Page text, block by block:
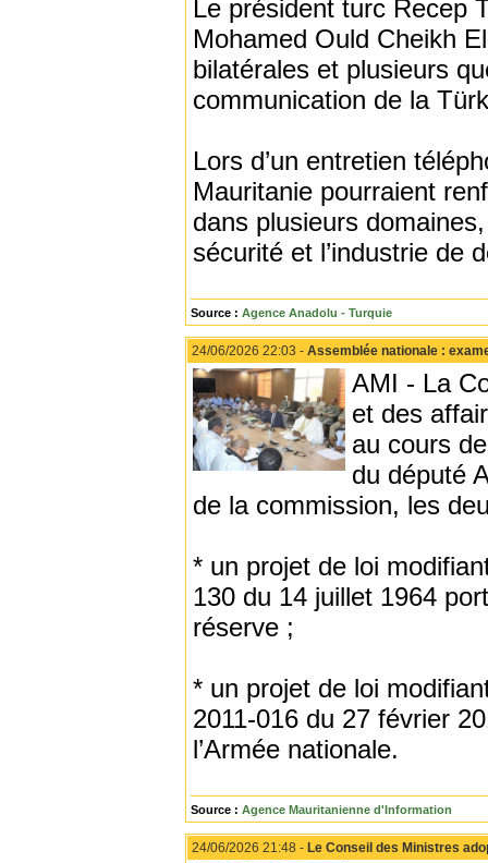
Le président turc Recep
Mohamed Ould Cheikh
bilatérales et plusieurs
communication de la
Lors d’un entretien
Mauritanie pourraient
dans plusieurs
sécurité et l’industrie de
Source : Agence Anadolu - Turquie
24/06/2026 22:03 - Assemblée nationale :
AMI - La
et des
au cours
du député
de la commission, les
* un projet de loi
130 du 14 juillet 1964
réserve ;
* un projet de loi
2011-016 du 27 février
l’Armée nationale.
Source : Agence Mauritanienne d'Information
24/06/2026 21:48 - Le Conseil des Ministres